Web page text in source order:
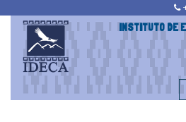
INSTITUTO DE